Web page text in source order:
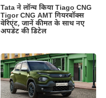
Tata ने लॉन्च किया Tiago CNG
Tigor CNG AMT गियरबॉक्स
वेरिएंट, जानें कीमत के साथ नए
अपडेट की डिटेल